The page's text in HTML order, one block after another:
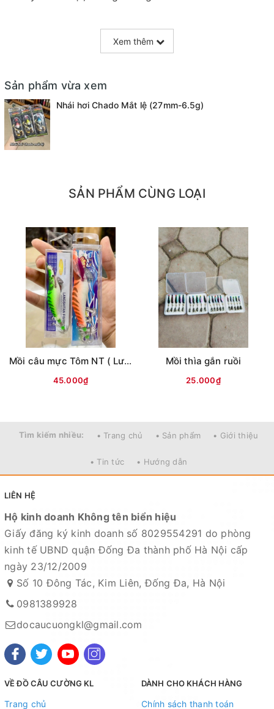
Xem thêm
Sản phẩm vừa xem
Nhái hơi Chado Mắt lệ (27mm-6.5g)
SẢN PHẨM CÙNG LOẠI
Mồi câu mực Tôm NT ( Lưng vằn )
45.000₫
Mồi thìa gắn ruồi
25.000₫
Tìm kiếm nhiều: • Trang chủ • Sản phẩm • Giới thiệu
• Tin tức • Hướng dẫn
LIÊN HỆ
Hộ kinh doanh Không tên biển hiệu
Giấy đăng ký kinh doanh số 8029554291 do phòng
kinh tế UBND quận Đống Đa thành phố Hà Nội cấp
ngày 23/12/2009
Số 10 Đông Tác, Kim Liên, Đống Đa, Hà Nội
0981389928
docaucuongkl@gmail.com
VỀ ĐỒ CÂU CƯỜNG KL
Trang chủ
DÀNH CHO KHÁCH HÀNG
Chính sách thanh toán